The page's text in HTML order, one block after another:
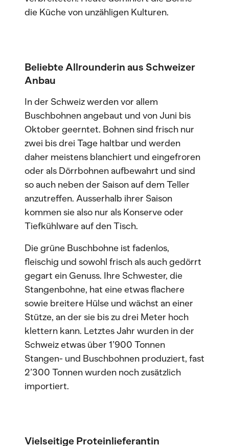
die Küche von unzähligen Kulturen.
Beliebte Allrounderin aus Schweizer
Anbau
In der Schweiz werden vor allem
Buschbohnen angebaut und von Juni bis
Oktober geerntet. Bohnen sind frisch nur
zwei bis drei Tage haltbar und werden
daher meistens blanchiert und eingefroren
oder als Dörrbohnen aufbewahrt und sind
so auch neben der Saison auf dem Teller
anzutreffen. Ausserhalb ihrer Saison
kommen sie also nur als Konserve oder
Tiefkühlware auf den Tisch.
Die grüne Buschbohne ist fadenlos,
fleischig und sowohl frisch als auch gedörrt
gegart ein Genuss. Ihre Schwester, die
Stangenbohne, hat eine etwas flachere
sowie breitere Hülse und wächst an einer
Stütze, an der sie bis zu drei Meter hoch
klettern kann. Letztes Jahr wurden in der
Schweiz etwas über 1’900 Tonnen
Stangen- und Buschbohnen produziert, fast
2’300 Tonnen wurden noch zusätzlich
importiert.
Vielseitige Proteinlieferantin